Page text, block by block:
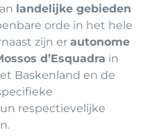
landelijke gebieden
orde in het hele
zijn er autonome
d’Esquadra in
Baskenland en de
respectievelijke